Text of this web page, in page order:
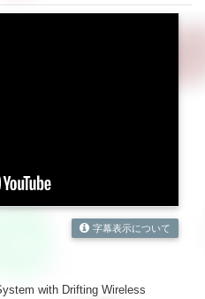
字幕表示について
with Drifting Wireless